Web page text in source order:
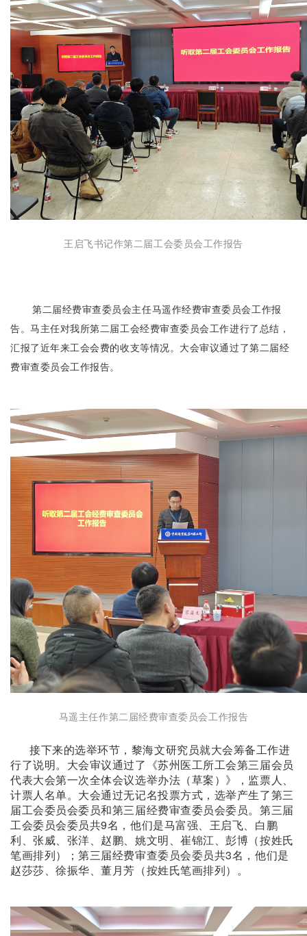
王启飞书记作第二届工会委员会工作报告
第二届经费审查委员会主任马遥作经费审查委员会工作报
告。马主任对我所第二届工会经费审查委员会工作进行了总结，
汇报了近年来工会会费的收支等情况。大会审议通过了第二届经
费审查委员会工作报告。
马遥主任作第二届经费审查委员会工作报告
接下来的选举环节，黎海文研究员就大会筹备工作进
行了说明。大会审议通过了《苏州医工所工会第三届会员
代表大会第一次全体会议选举办法（草案）》，监票人、
计票人名单。大会通过无记名投票方式，选举产生了第三
届工会委员会委员和第三届经费审查委员会委员。第三届
工会委员会委员共9名，他们是马富强、王启飞、白鹏
利、张威、张洋、赵鹏、姚文明、崔锦江、彭博（按姓氏
笔画排列）；第三届经费审查委员会委员共3名，他们是
赵莎莎、徐振华、董月芳（按姓氏笔画排列）。